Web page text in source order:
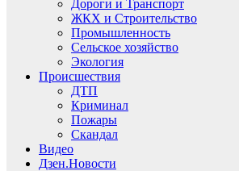
Дороги и Транспорт
ЖКХ и Строительство
Промышленность
Сельское хозяйство
Экология
Происшествия
ДТП
Криминал
Пожары
Скандал
Видео
Дзен.Новости